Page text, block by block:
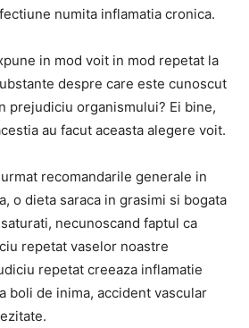
numita inflamatia cronica.
in mod voit in mod repetat la
despre care este cunoscut
prejudiciu organismului? Ei bine,
au facut aceasta alegere voit.
recomandarile generale in
o dieta saraca in grasimi si bogata
necunoscand faptul ca
repetat vaselor noastre
repetat creeaza inflamatie
boli de inima, accident vascular